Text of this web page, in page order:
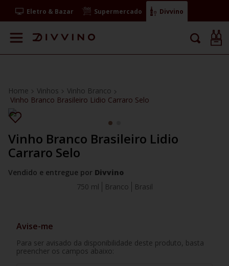
Eletro & Bazar Supermercado Divvino
Vinhos
Vinho Branco
Vinho Branco Brasileiro Lidio Carraro Selo
Vinho Branco Brasileiro Lidio
Carraro Selo
Vendido e entregue por Divvino
Branco
Brasil
750 ml
Avise-me
Para ser avisado da disponibilidade deste produto, basta
preencher os campos abaixo: